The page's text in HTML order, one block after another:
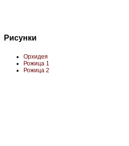
Рисунки
Орхидея
Рожица 1
Рожица 2